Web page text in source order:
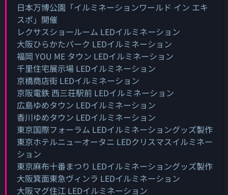
日本万博公園「イルミネーションワールド イン エキ
スポ」開催
レクサスショールーム LEDイルミネーション
大阪ひらかたパーク LEDイルミネーション
福岡 YOU ME タウン LEDイルミネーション
千里住宅展示場 LEDイルミネーション
京橋商店街 LEDイルミネーション
京阪電鉄 西三荘駅前 LEDイルミネーション
広島ゆめタウン LEDイルミネーション
香川ゆめタウン LEDイルミネーション
東京国際フォーラム LEDイルミネーショングッズ製作
東京ホテルニューオータニ LEDクリスマスイルミネー
ション
東京麻布十番まつり LEDイルミネーショングッズ製作
大阪箕面東急ヴィンラ LEDイルミネーション
大阪マグ住江 LEDイルミネーション